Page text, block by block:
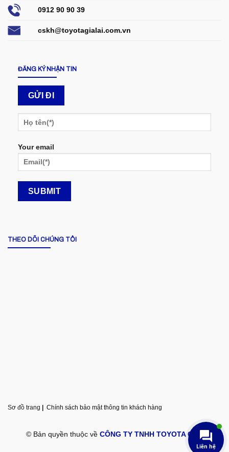
0912 90 90 39
cskh@toyotagialai.com.vn
ĐĂNG KÝ NHẬN TIN
Your email
THEO DÕI CHÚNG TÔI
Sơ đồ trang Chính sách bảo mật thông tin khách hàng
© Bản quyền thuộc về CÔNG TY TNHH TOYOTA GIA LAI
Liên hệ